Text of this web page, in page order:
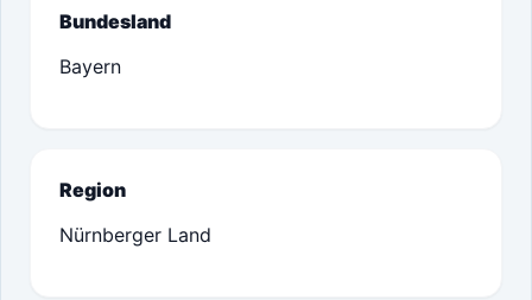
Bundesland
Bayern
Region
Nürnberger Land